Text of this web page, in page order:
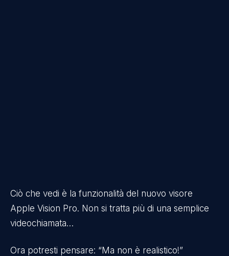
Ciò che vedi è la funzionalità del nuovo visore
Apple Vision Pro. Non si tratta più di una semplice
videochiamata…
Ora potresti pensare: “Ma non è realistico!”